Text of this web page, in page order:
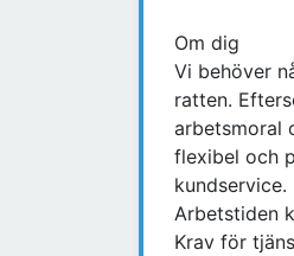
Om dig
Vi behöver
ratten.
arbetsmoral
flexibel och
kundservice.
Arbetstiden
Krav för